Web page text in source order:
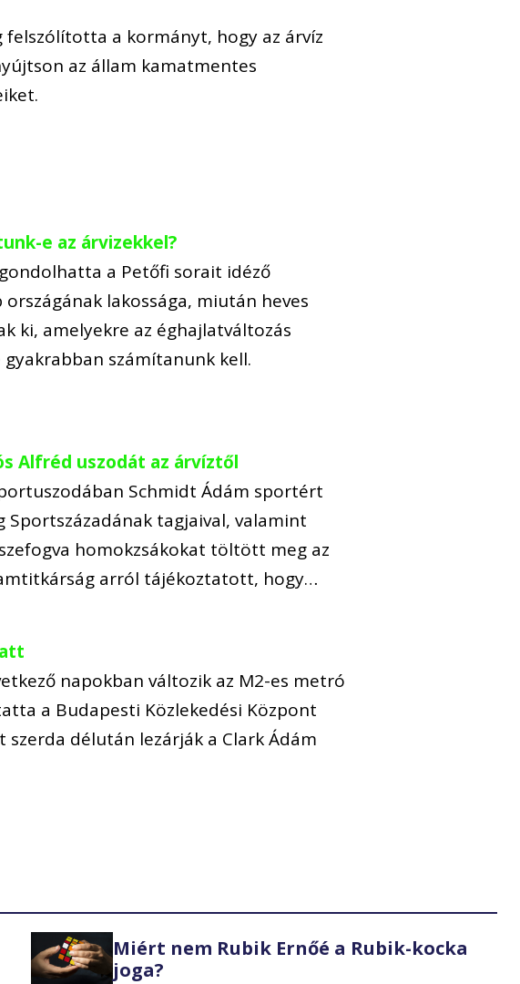
felszólította a kormányt, hogy az árvíz
az állam kamatmentes
e az árvizekkel?
a Petőfi sorait idéző
lakossága, miután heves
ki, amelyekre az éghajlatváltozás
számítanunk kell.
Alfréd uszodát az árvíztől
Schmidt Ádám sportért
tagjaival, valamint
homokzsákokat töltött meg az
arról tájékoztatott, hogy…
napokban változik az M2-es metró
a Budapesti Közlekedési Központ
szerda délután lezárják a Clark Ádám
Miért nem Rubik Ernőé a Rubik-kocka
joga?